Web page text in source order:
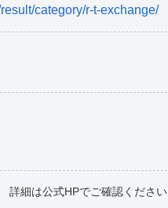
category/r-t-exchange/
詳細は公式HPでご確認ください